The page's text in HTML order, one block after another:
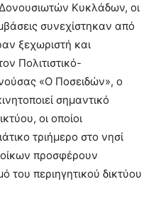
Κυκλάδων, οι
συνεχίστηκαν από
ξεχωριστή και
Πολιτιστικό-
«Ο Ποσειδών», ο
σημαντικό
οι οποίοι
τριήμερο στο νησί
προσφέρουν
του περιηγητικού δικτύου